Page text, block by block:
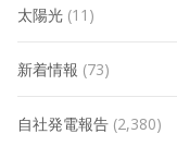
太陽光 (11)
新着情報 (73)
自社発電報告 (2,380)